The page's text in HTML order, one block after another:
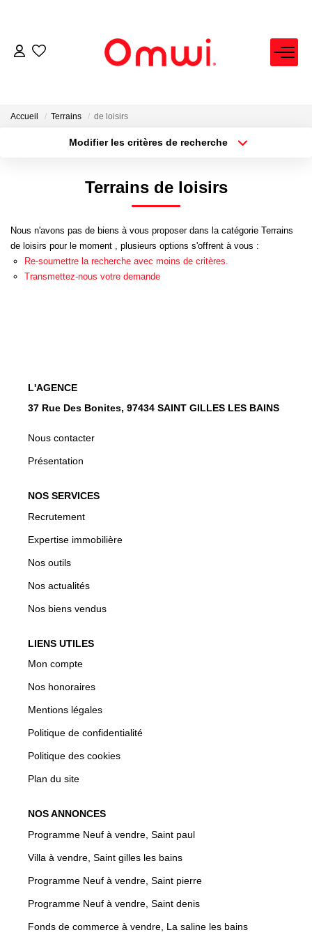
EXPERTISE IMMOBILIÈRE
ACHETER
VENDRE
FAIRE GÉRER
NEUF
Accueil Terrains de loisirs
Modifier les critères de recherche
Plus de critères Créer une alerte
Terrains de loisirs
Nous n'avons pas de biens à vous proposer dans la catégorie Terrains
de loisirs pour le moment , plusieurs options s'offrent à vous :
Re-soumettre la recherche avec moins de critères.
Transmettez-nous votre demande
L'AGENCE
37 Rue Des Bonites, 97434 SAINT GILLES LES BAINS
Nous contacter
Présentation
NOS SERVICES
Recrutement
Expertise immobilière
Nos outils
Nos actualités
Nos biens vendus
LIENS UTILES
Mon compte
Nos honoraires
Mentions légales
Politique de confidentialité
Politique des cookies
Plan du site
NOS ANNONCES
Programme Neuf à vendre, Saint paul
Villa à vendre, Saint gilles les bains
Programme Neuf à vendre, Saint pierre
Programme Neuf à vendre, Saint denis
Fonds de commerce à vendre, La saline les bains